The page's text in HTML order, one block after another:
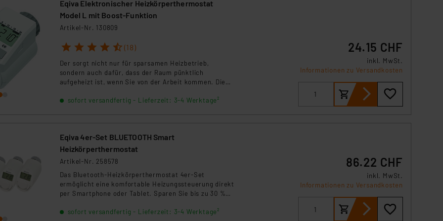
eingestuft wird. So besteht etwa das Risiko, dass US-Behörden personenbezogene
verarbeiten, ohne dass hiergegen Klagemöglichkeiten für Europäer bestehen.
Dienstleistern stützt sich auf die Standarddatenschutzklauseln der Europäischen
Beurteilung der mit der Datenübermittlung, insbesondere der Art der übermittelten
Eqiva Elektronischer Heizkörperthermostat
Model L mit Boost-Funktion
Artikel-Nr. 130809
1 2 3 4 5 (18)
Der sorgt nicht nur für sparsamen Heizbetrieb,
sondern auch dafür, dass der Raum pünktlich
aufgeheizt ist, wenn Sie von der Arbeit kommen. Die
das Ventil, um sofort ein angenehmes Wärmegefühl im
sofort versandfertig - Lieferzeit: 3-4 Werktage²
24.15 CHF
inkl. MwSt.
Informationen zu Versandkosten
Eqiva 4er-Set BLUETOOTH Smart
Heizkörperthermostat
Artikel-Nr. 258578
Das Bluetooth-Heizkörperthermostat 4er-Set
ermöglicht eine komfortable Heizungssteuerung direkt
per Smartphone oder Tablet. Sparen Sie bis zu 30 %
Die Installation ist werkzeuglos und ohne Eingriff in
sofort versandfertig - Lieferzeit: 3-4 Werktage²
86.22 CHF
inkl. MwSt.
Informationen zu Versandkosten